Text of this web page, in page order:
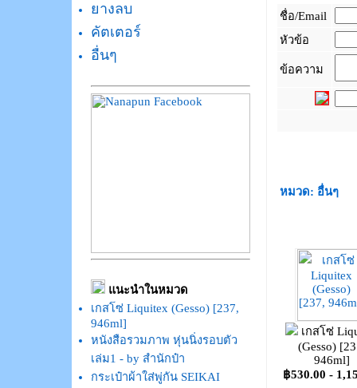
ยางลบ
คัตเตอร์
อื่นๆ
แนะนำในหมวด
เกสโซ่ Liquitex (Gesso) [237,
946ml]
หนังสือรวมภาพ หุ่นนิ่งรอบตัว
เล่ม1 - by สำนักป๋า
กระเป๋าผ้าใส่พู่กัน SEIKAI
ชื่อ/Email
หัวข้อ
ข้อความ
หมวด: อื่นๆ
เกสโซ่
(Gesso)
946ml]
฿530.00 -